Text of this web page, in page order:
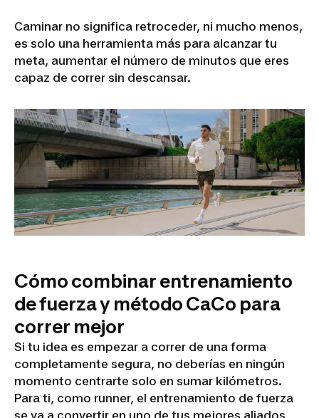
Caminar no significa retroceder, ni mucho menos,
es solo una herramienta más para alcanzar tu
meta, aumentar el número de minutos que eres
capaz de correr sin descansar.
Cómo combinar entrenamiento
de fuerza y método CaCo para
correr mejor
Si tu idea es empezar a correr de una forma
completamente segura, no deberías en ningún
momento centrarte solo en sumar kilómetros.
Para ti, como runner, el entrenamiento de fuerza
se va a convertir en uno de tus mejores aliados,